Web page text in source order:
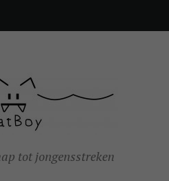
tot jongensstreken